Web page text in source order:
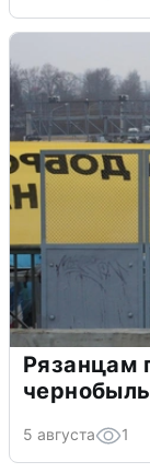
Рязанцам
5 августа 1